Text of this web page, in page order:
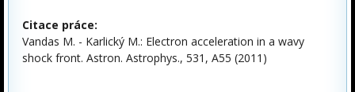
Citace práce:
Vandas M. - Karlický M.: Electron acceleration in a wavy
shock front. Astron. Astrophys., 531, A55 (2011)